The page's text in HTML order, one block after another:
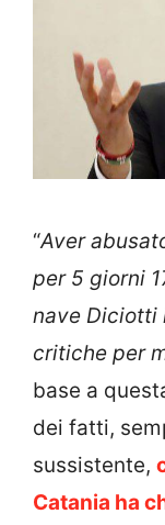
“Aver
per 5 giorni
nave Diciotti
critiche per
base a
dei fatti,
sussistente,
Catania ha